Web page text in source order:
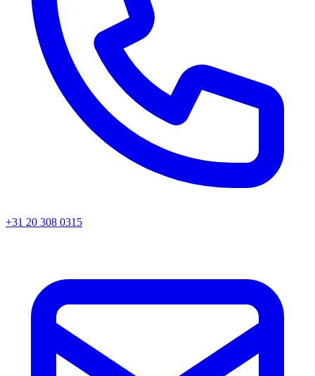
+31 20 308 0315